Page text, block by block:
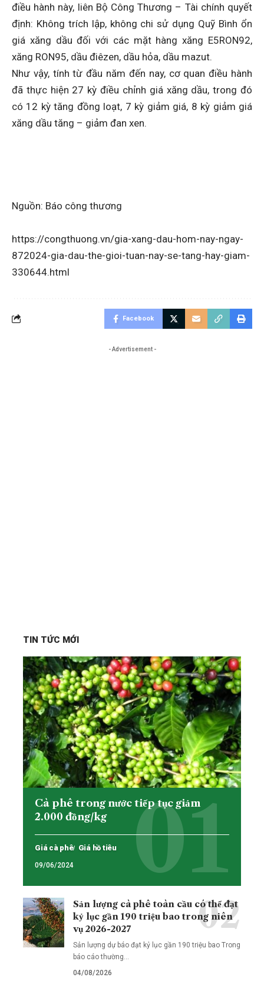
điều hành này, liên Bộ Công Thương – Tài chính quyết
định: Không trích lập, không chi sử dụng Quỹ Bình ổn
giá xăng dầu đối với các mặt hàng xăng E5RON92,
xăng RON95, dầu điêzen, dầu hỏa, dầu mazut.
Như vậy, tính từ đầu năm đến nay, cơ quan điều hành
đã thực hiện 27 kỳ điều chỉnh giá xăng dầu, trong đó
có 12 kỳ tăng đồng loạt, 7 kỳ giảm giá, 8 kỳ giảm giá
xăng dầu tăng – giảm đan xen.
Nguồn: Báo công thương
https://congthuong.vn/gia-xang-dau-hom-nay-ngay-
872024-gia-dau-the-gioi-tuan-nay-se-tang-hay-giam-
330644.html
Facebook
- Advertisement -
TIN TỨC MỚI
Cà phê trong nước tiếp tục giảm
2.000 đồng/kg
Giá cà phê Giá hồ tiêu
09/06/2024
Sản lượng cà phê toàn cầu có thể đạt
kỷ lục gần 190 triệu bao trong niên
vụ 2026-2027
Sản lượng dự báo đạt kỷ lục gần 190 triệu bao Trong
báo cáo thường…
04/08/2026